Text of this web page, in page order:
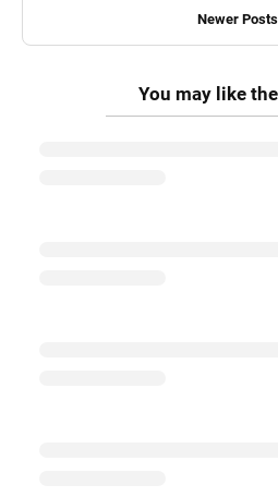
Newer Posts
You may like